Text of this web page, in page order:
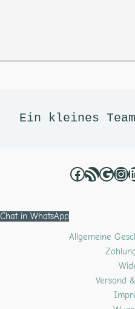
Ein kleines
Chat in WhatsApp
Allgemeine
Versand